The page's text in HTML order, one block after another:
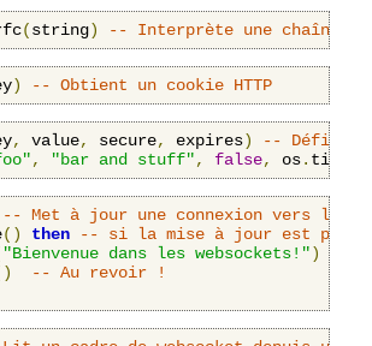
(string) -- Interprète une chaîne
) -- Obtient un cookie HTTP
, value, secure, expires)
-- Définit
, "bar and stuff", false, os. time
-- Met à jour une connexion vers les
() then
-- si la mise à jour est
"Bienvenue dans les websockets!")
-- Au revoir !